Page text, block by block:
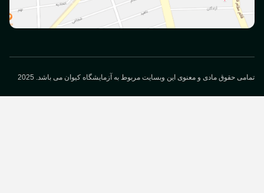
حقوق مادی و معنوی این وبسایت مربوط به آزمایشگاه کیوان می باشد. 2025